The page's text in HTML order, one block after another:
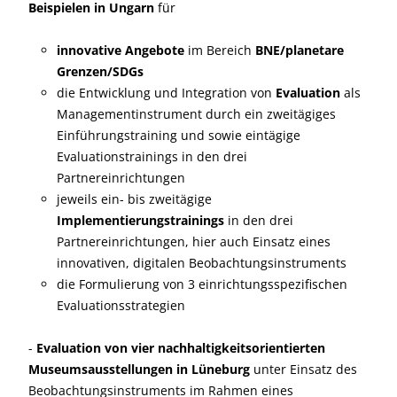
Beispielen in Ungarn für
innovative Angebote im Bereich BNE/planetare
Grenzen/SDGs
die Entwicklung und Integration von Evaluation als
Managementinstrument durch ein zweitägiges
Einführungstraining und sowie eintägige
Evaluationstrainings in den drei
Partnereinrichtungen
jeweils ein- bis zweitägige
Implementierungstrainings in den drei
Partnereinrichtungen, hier auch Einsatz eines
innovativen, digitalen Beobachtungsinstruments
die Formulierung von 3 einrichtungsspezifischen
Evaluationsstrategien
- Evaluation von vier nachhaltigkeitsorientierten
Museumsausstellungen in Lüneburg unter Einsatz des
Beobachtungsinstruments im Rahmen eines